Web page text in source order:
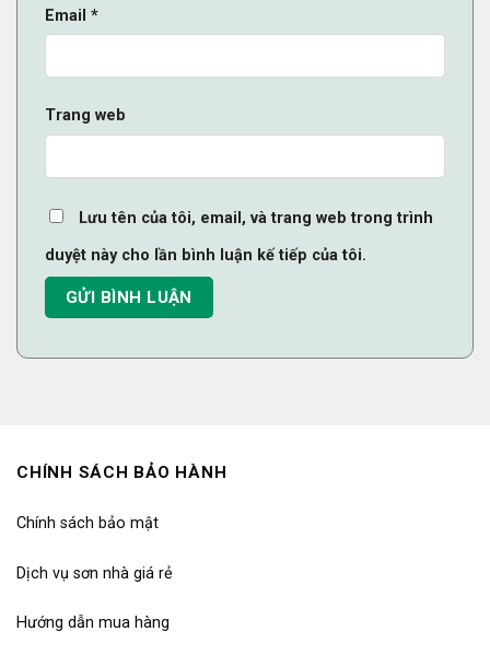
Email *
Trang web
Lưu tên của tôi, email, và trang web trong trình
duyệt này cho lần bình luận kế tiếp của tôi.
CHÍNH SÁCH BẢO HÀNH
Chính sách bảo mật
Dịch vụ sơn nhà giá rẻ
Hướng dẫn mua hàng